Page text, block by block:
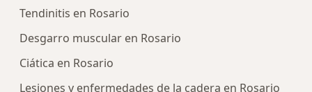
Tendinitis en Rosario
Desgarro muscular en Rosario
Ciática en Rosario
Lesiones y enfermedades de la cadera en Rosario